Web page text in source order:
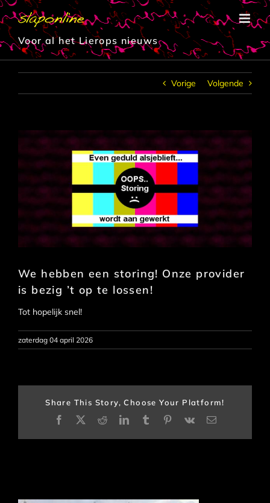
Ga
naar
inhoud
Voor al het Lierops nieuws
Vorige Volgende
We hebben een storing! Onze provider
is bezig ’t op te lossen!
Tot hopelijk snel!
zaterdag 04 april 2026
Share This Story, Choose Your Platform!
Facebook
X RedditLinkedInTumblrPinterest
Vk
E-